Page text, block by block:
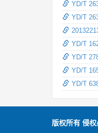
YD/T
YD/T
YD/T
YD/T
YD/T
YD/T
版权所有 侵